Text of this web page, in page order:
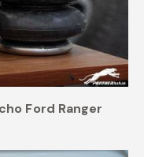
Ford Ranger